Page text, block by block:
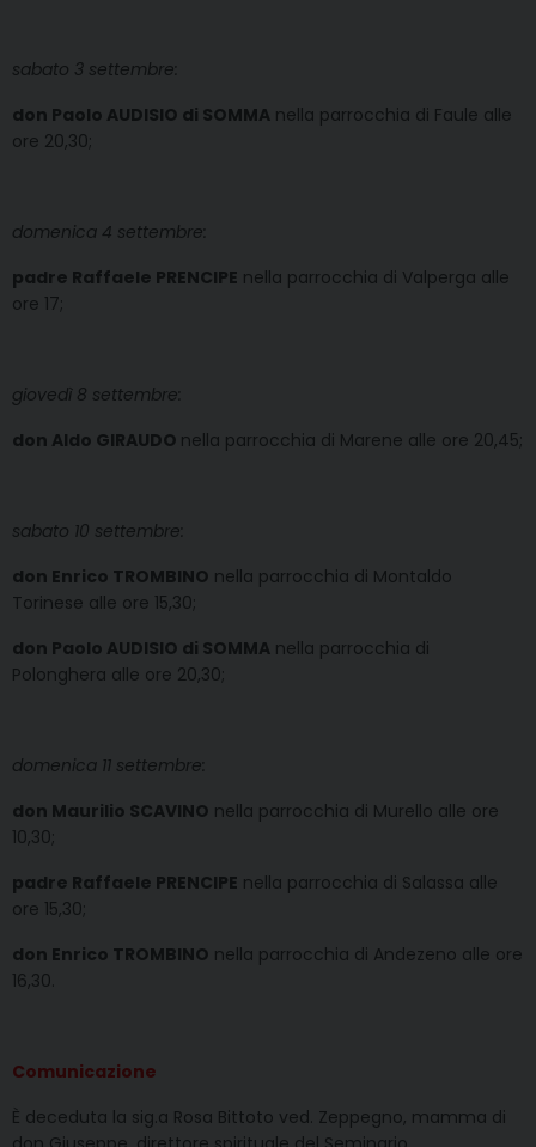
sabato 3 settembre:
don Paolo AUDISIO di SOMMA nella parrocchia di Faule alle
ore 20,30;
domenica 4 settembre:
padre Raffaele PRENCIPE nella parrocchia di Valperga alle
ore 17;
giovedì 8 settembre:
don Aldo GIRAUDO nella parrocchia di Marene alle ore 20,45;
sabato 10 settembre:
don Enrico TROMBINO nella parrocchia di Montaldo
Torinese alle ore 15,30;
don Paolo AUDISIO di SOMMA nella parrocchia di
Polonghera alle ore 20,30;
domenica 11 settembre:
don Maurilio SCAVINO nella parrocchia di Murello alle ore
10,30;
padre Raffaele PRENCIPE nella parrocchia di Salassa alle
ore 15,30;
don Enrico TROMBINO nella parrocchia di Andezeno alle ore
16,30.
Comunicazione
È deceduta la sig.a Rosa Bittoto ved. Zeppegno, mamma di